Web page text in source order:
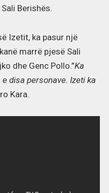
Berishës.
Izetit, ka pasur një
marrë pjesë Sali
dhe Genc Pollo.”Ka
disa personave. Izeti ka
Kara.